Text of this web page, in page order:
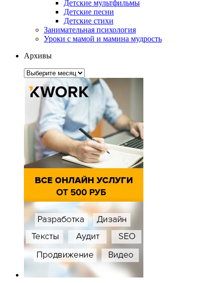
Детские мультфильмы
Детские песни
Детские стихи
Занимательная психология
Уроки с мамой и мамина мудрость
Архивы
Архивы